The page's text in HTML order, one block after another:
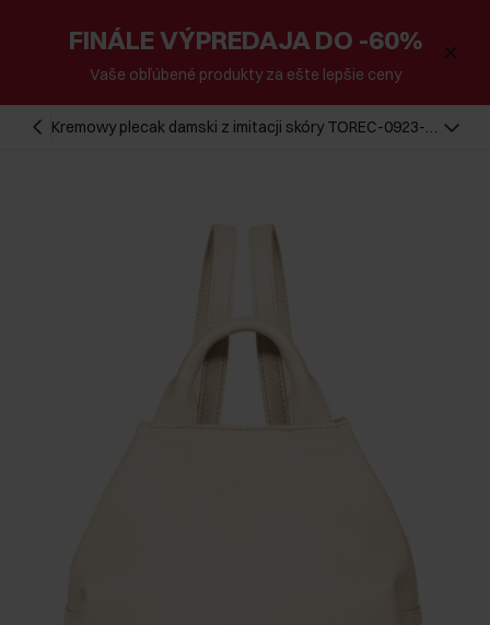
FINÁLE VÝPREDAJA DO -60%
Vaše obľúbené produkty za ešte lepšie ceny
Kremowy plecak damski z imitacji skóry TOREC-0923-